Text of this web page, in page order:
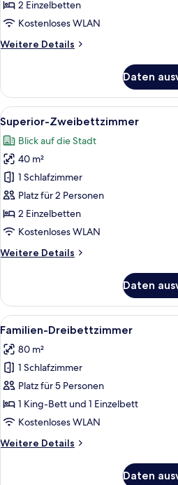
2 Einzelbetten
Kostenloses WLAN
Weitere Details
Weitere
Zweibettzimmer
Daten
Alle
Fotos
für
Superior-
Zweibettzimmer
anzeigen
Ein
9
Superior-Zweibettzimmer
Blick auf die Stadt
40 m²
1 Schlafzimmer
Platz für 2 Personen
2 Einzelbetten
Kostenloses WLAN
Weitere Details
Weitere
Zweibettzimmer
Daten
Alle
Fotos
für
Familien-
Dreibettzimmer
anzeigen
Ein
5
Familien-Dreibettzimmer
80 m²
1 Schlafzimmer
Platz für 5 Personen
1 King-Bett und 1 Einzelbett
Kostenloses WLAN
Weitere Details
Weitere
Daten